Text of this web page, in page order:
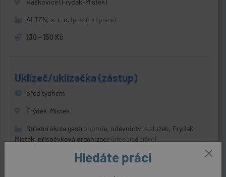
ALTEN, s. r. o. (přes úřad práce)
130 - 150 Kč
Uklízeč/uklízečka (zástup)
před týdnem
Frýdek-Místek
Střední škola gastronomie, oděvnictví a služeb, Frýdek-
Místek, příspěvková organizace (přes úřad práce)
Hledáte práci